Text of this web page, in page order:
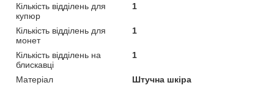
Кількість відділень для
купюр
1
Кількість відділень для
монет
1
Кількість відділень на
блискавці
1
Матеріал
Штучна шкіра